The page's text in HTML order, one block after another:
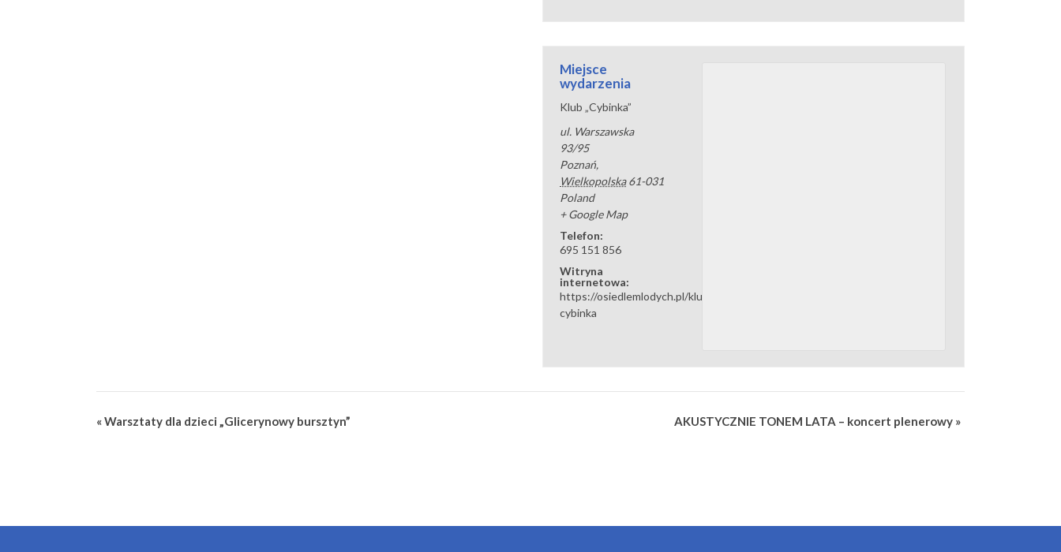
Miejsce
wydarzenia
Klub „Cybinka”
ul. Warszawska
93/95
Poznań,
Wielkopolska 61-031
Poland
+ Google Map
Telefon:
695 151 856
Witryna
internetowa:
https://osiedlemlodych.pl/klub-
cybinka
Wydarzenie
«Warsztaty dla dzieci „Glicerynowy bursztyn” AKUSTYCZNIE TONEM LATA – koncert plenerowy »